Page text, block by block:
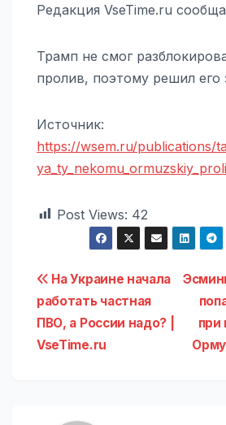
Редакция VseTime.ru
Трамп не смог
пролив, поэтому решил его
Источник:
https://wsem.ru/publications/
Post Views: 42
Навигация
по
записям
при
На Украине начала
работать частная
ПВО, а России надо? |
VseTime.ru